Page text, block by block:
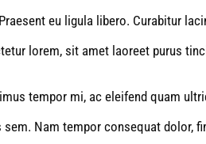
eu ligula libero. Curabitur
lorem, sit amet laoreet purus
tempor mi, ac eleifend quam
sem. Nam tempor consequat dolor,